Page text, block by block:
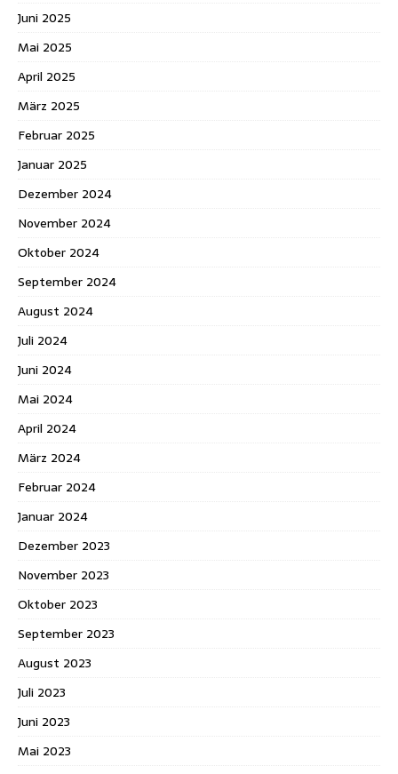
Juni 2025
Mai 2025
April 2025
März 2025
Februar 2025
Januar 2025
Dezember 2024
November 2024
Oktober 2024
September 2024
August 2024
Juli 2024
Juni 2024
Mai 2024
April 2024
März 2024
Februar 2024
Januar 2024
Dezember 2023
November 2023
Oktober 2023
September 2023
August 2023
Juli 2023
Juni 2023
Mai 2023